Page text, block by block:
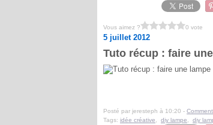
Vous aimez ? 0 vote
5 juillet 2012
Tuto récup : faire
Posté par jeresteph à 10:20 -
Tags: idée créative diy lampe diy